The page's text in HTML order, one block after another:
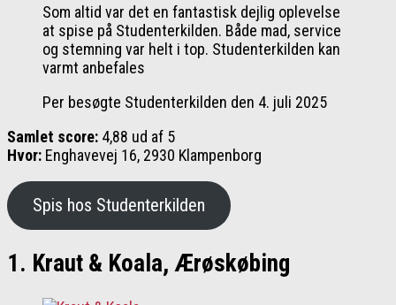
Som altid var det en fantastisk dejlig oplevelse
at spise på Studenterkilden. Både mad, service
og stemning var helt i top. Studenterkilden kan
varmt anbefales
Per besøgte Studenterkilden den 4. juli 2025
Samlet score: 4,88 ud af 5
Hvor: Enghavevej 16, 2930 Klampenborg
Spis hos Studenterkilden
1. Kraut & Koala, Ærøskøbing